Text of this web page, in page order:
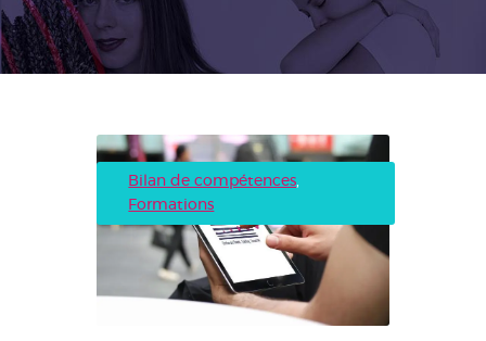
Contactez Accès Talents
Bilan de compétences
Formations